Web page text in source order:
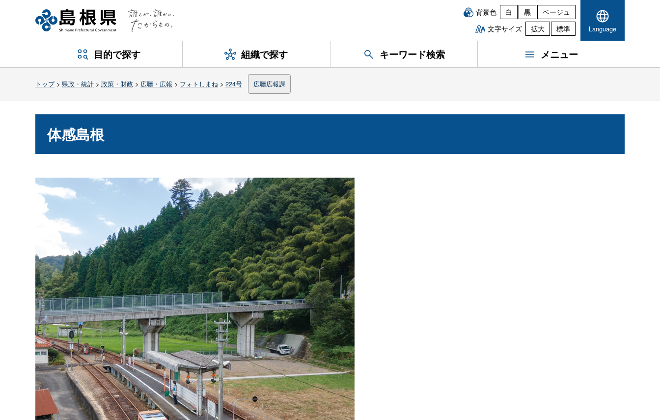
背景色 白 黒
ベージュ
文字サイズ
拡大 標準 Language
目的で探す 組織で探す キーワード検索 メニュー
トップ> 県政・統計 > 政策・財政 > 広聴・広報 > フォトしまね > 224号 広聴広報課
体感島根